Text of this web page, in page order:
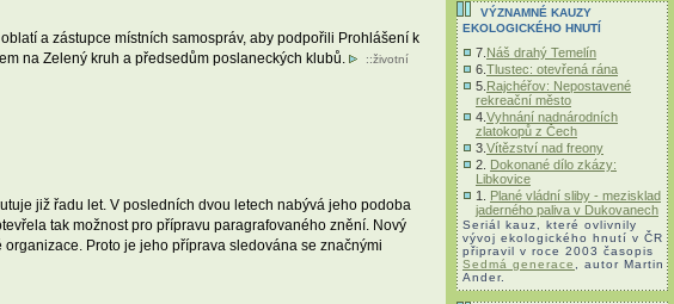
a zástupce místních samospráv, aby podpořili Prohlášení k
na Zelený kruh a předsedům poslaneckých klubů.
::životní
již řadu let. V posledních dvou letech nabývá jeho podoba
tak možnost pro přípravu paragrafovaného znění. Nový
Proto je jeho příprava sledována se značnými
VÝZNAMNÉ KAUZY
EKOLOGICKÉHO HNUTÍ
7. Náš drahý Temelín
6. Tlustec: otevřená rána
5. Rajchéřov: Nepostavené
rekreační město
4. Vyhnání nadnárodních
zlatokopů z Čech
3. Vítězství nad freony
2. Dokonané dílo zkázy:
Libkovice
1. Plané vládní sliby - mezisklad
jaderného paliva v Dukovanech
Seriál kauz, které ovlivnily
vývoj ekologického hnutí v ČR
připravil v roce 2003 časopis
Sedmá generace
, autor Martin
Ander.